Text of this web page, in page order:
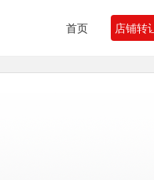
首页 店铺转